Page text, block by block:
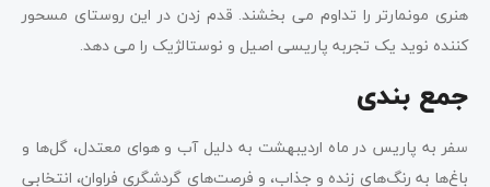
هنری مونمارتر را تداوم می بخشند. قدم زدن در این روستای مسحور
کننده نوید یک تجربه پاریسی اصیل و نوستالژیک را می دهد.
جمع بندی
سفر به پاریس در ماه اردیبهشت به دلیل آب و هوای معتدل، گل‌ها و
باغ‌ها به رنگ‌های زنده و جذاب، و فرصت‌های گردشگری فراوان، انتخابی